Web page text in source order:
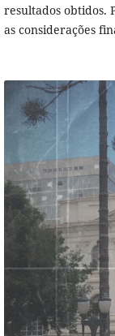
resultados obtidos.
as considerações